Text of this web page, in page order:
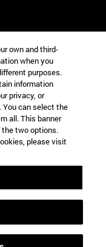
EE.UU
Alemania
Bela Vista Brasil
own and third-
when you
purposes.
information
privacy, or
You can select the
all. This banner
the two options.
please visit